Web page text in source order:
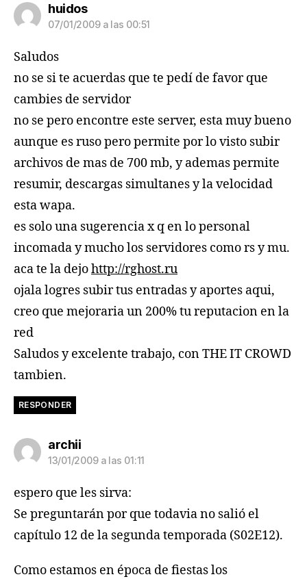
huidosdice:
07/01/2009 a las 00:51
Saludos
no se si te acuerdas que te pedí de favor que
cambies de servidor
no se pero encontre este server, esta muy bueno
aunque es ruso pero permite por lo visto subir
archivos de mas de 700 mb, y ademas permite
resumir, descargas simultanes y la velocidad
esta wapa.
es solo una sugerencia x q en lo personal
incomada y mucho los servidores como rs y mu.
aca te la dejohttp://rghost.ru
ojala logres subir tus entradas y aportes aqui,
creo que mejoraria un 200% tu reputacion en la
red
Saludos y excelente trabajo, con THE IT CROWD
tambien.
RESPONDER
archiidice:
13/01/2009 a las 01:11
espero que les sirva:
Se preguntarán por que todavia no salió el
capítulo 12 de la segunda temporada (S02E12).
Como estamos en época de fiestas los